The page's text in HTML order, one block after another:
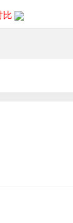
比